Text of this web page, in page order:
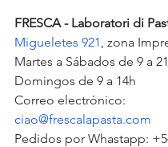
FRESCA - Laboratori di
Migueletes 921, zona
Martes a Sábados de 9 a
Domingos de 9 a 14h
Correo electrónico:
ciao@frescalapasta.com
Pedidos por Whastapp: